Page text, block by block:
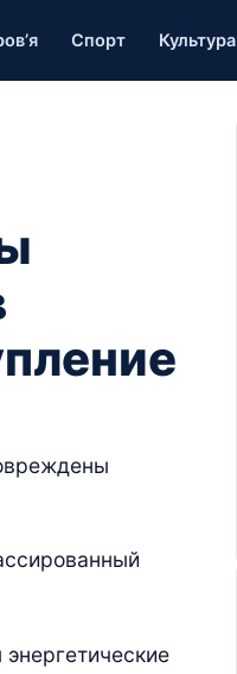
Спорт Культура